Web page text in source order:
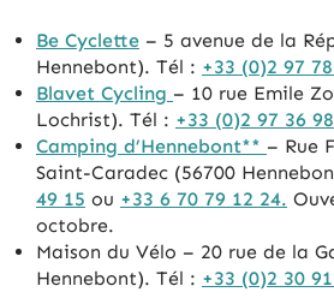
Be Cyclette – 5 avenue de la
Hennebont). Tél : +33 (0)2 97
Blavet Cycling – 10 rue Emile
Lochrist). Tél : +33 (0)2 97 36
Camping d’Hennebont** – Rue
Saint-Caradec (56700
49 15 ou +33 6 70 79 12 24.
octobre.
Maison du Vélo – 20 rue de la
Hennebont). Tél : +33 (0)2 30